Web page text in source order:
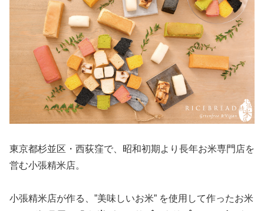
東京都杉並区・西荻窪で、昭和初期より長年お米専門店を
営む小張精米店。
小張精米店が作る、”美味しいお米” を使用して作ったお米